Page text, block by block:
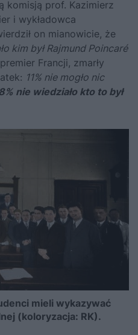
komisją prof. Kazimierz
i wykładowca
on mianowicie, że
kim był Rajmund Poincaré
Francji, zmarły
11% nie mogło nic
nie wiedziało kto to był
mieli wykazywać
(koloryzacja: RK).